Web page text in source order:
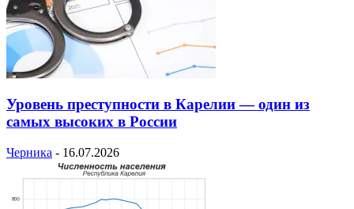
Уровень преступности в Карелии — один из
самых высоких в России
Черника - 16.07.2026